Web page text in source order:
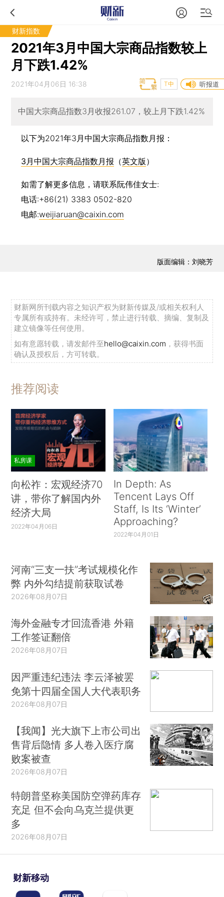
财新指数
2021年3月中国大宗商品指数较上
月下跌1.42%
2021年04月06日 16:38 听报道
T中
中国大宗商品指数3月收报261.07，较上月下跌1.42%
以下为2021年3月中国大宗商品指数月报：
3月中国大宗商品指数月报 （英文版 ）
如需了解更多信息，请联系阮伟佳女士:
电话:+86(21) 3383 0502-820
电邮:weijiaruan@caixin.com
版面编辑：刘晓芳
财新网所刊载内容之知识产权为财新传媒及/或相关权利人
专属所有或持有。未经许可，禁止进行转载、摘编、复制及
建立镜像等任何使用。
如有意愿转载，请发邮件至hello@caixin.com ，获得书面
确认及授权后，方可转载。
推荐阅读
私房课
向松祚：宏观经济70
讲，带你了解国内外
经济大局
2022年04月06日
In Depth: As
Tencent Lays Off
Staff, Is Its ‘Winter’
Approaching?
2022年04月01日
河南“三支一扶”考试规模化作
弊 内外勾结提前获取试卷
2026年08月07日
海外金融专才回流香港 外籍
工作签证翻倍
2026年08月07日
因严重违纪违法 李云泽被罢
免第十四届全国人大代表职务
2026年08月07日
【我闻】光大旗下上市公司出
售背后隐情 多人卷入医疗腐
败案被查
2026年08月07日
特朗普坚称美国防空弹药库存
充足 但不会向乌克兰提供更
多
2026年08月07日
财新移动